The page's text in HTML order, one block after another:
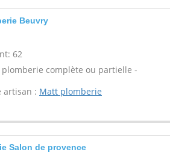
Beuvry
62
plomberie complète ou partielle -
artisan : Matt plomberie
Salon de provence